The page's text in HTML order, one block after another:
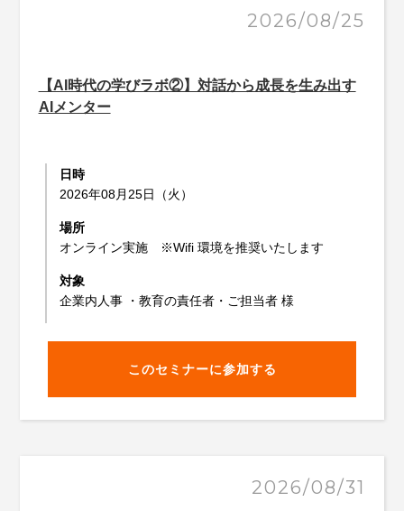
2026/08/25
【AI時代の学びラボ②】対話から成長を生み出す
AIメンター
日時
2026年08月25日（火）
場所
オンライン実施 ※Wifi 環境を推奨いたします
対象
企業内人事 ・教育の責任者・ご担当者 様
このセミナーに参加する
2026/08/31